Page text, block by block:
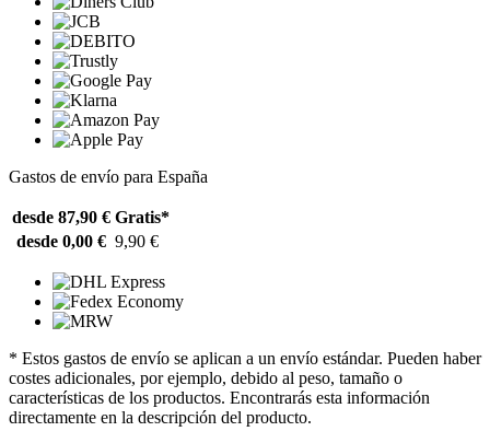
Gastos de envío para España
desde 87,90 € Gratis*
desde 0,00 € 9,90 €
* Estos gastos de envío se aplican a un envío estándar. Pueden haber
costes adicionales, por ejemplo, debido al peso, tamaño o
características de los productos. Encontrarás esta información
directamente en la descripción del producto.